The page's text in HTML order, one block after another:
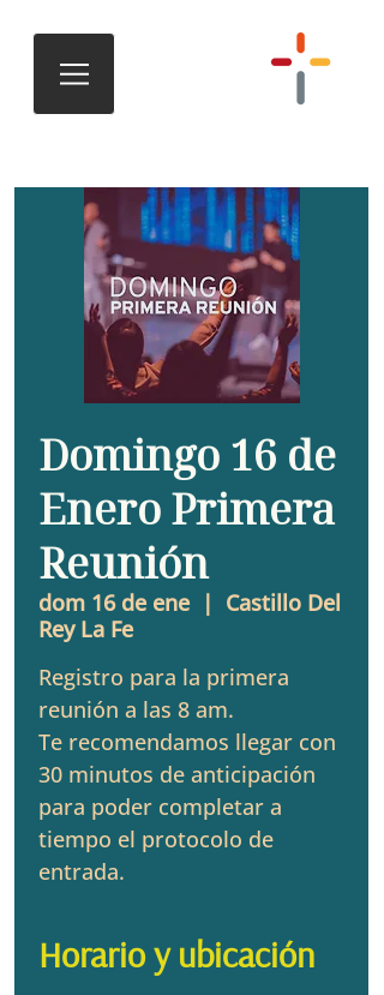
Domingo 16 de
Enero Primera
Reunión
dom 16 de ene
  |
Castillo Del
Rey La Fe
Registro para la primera
reunión a las 8 am.
Te recomendamos llegar con
30 minutos de anticipación
para poder completar a
tiempo el protocolo de
entrada.
Horario y ubicación